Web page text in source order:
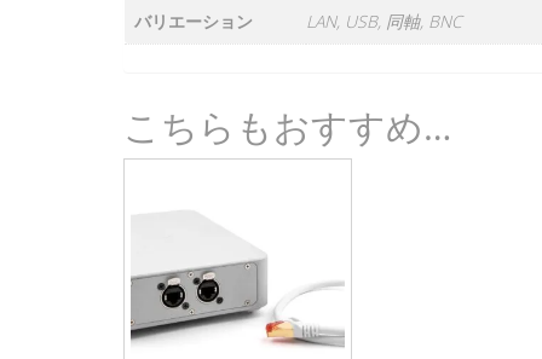
バリエーション LAN, USB, 同軸, BNC
こちらもおすすめ…